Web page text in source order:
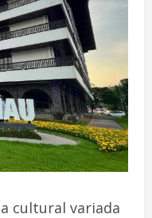
cultural variada